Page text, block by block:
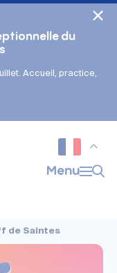
du
Accueil, practice,
Menu
de Saintes
Grande